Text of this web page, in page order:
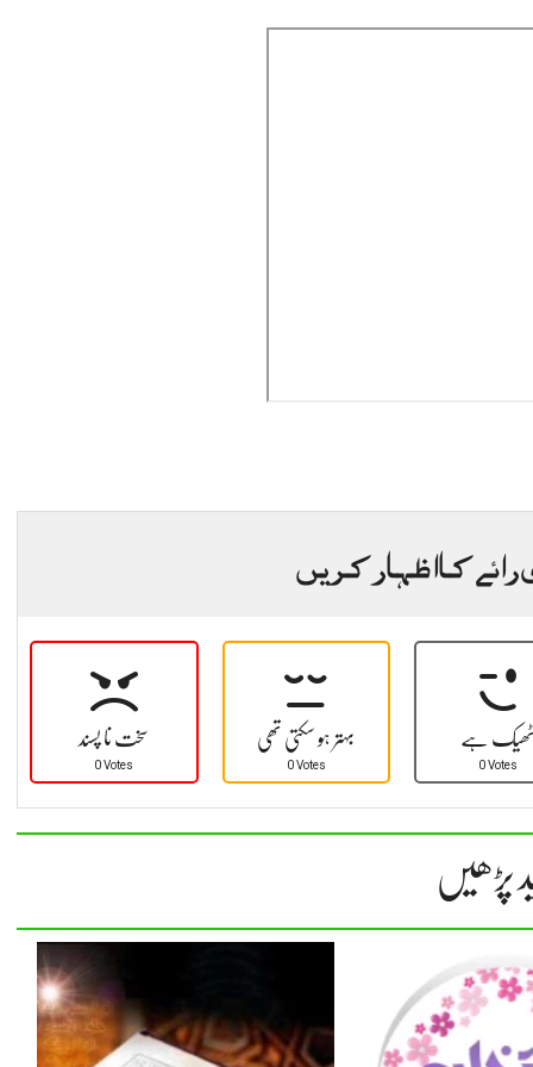
کا اظہار کریں
سخت نا پسند
0 Votes
بہتر ہو سکتی تھی
0 Votes
ہے
0 Votes
پڑھیں